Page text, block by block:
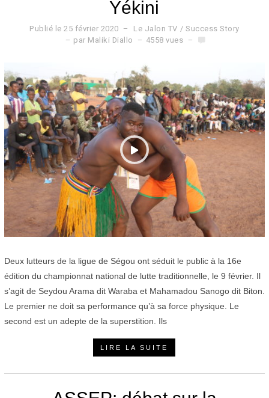
Yékini
Publié le 25 février 2020
5
v
r
i
e
r
2
0
2
0
Le Jalon TV / Success Story
par Maliki Diallo 4558 vues
Deux lutteurs de la ligue de Ségou ont séduit le public à la 16e
édition du championnat national de lutte traditionnelle, le 9 février. Il
s’agit de Seydou Arama dit Waraba et Mahamadou Sanogo dit Biton.
Le premier ne doit sa performance qu’à sa force physique. Le
second est un adepte de la superstition. Ils
LIRE LA SUITE